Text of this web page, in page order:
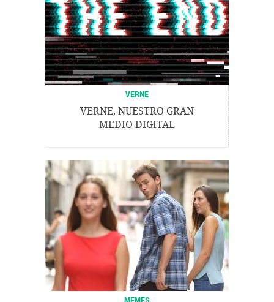
VERNE
VERNE, NUESTRO GRAN
MEDIO DIGITAL